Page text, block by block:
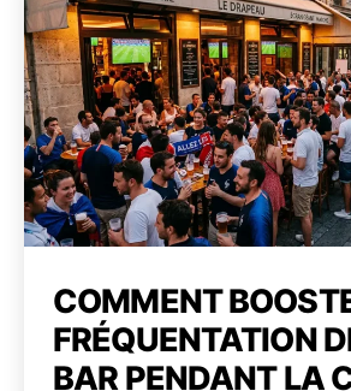
COMMENT
FRÉQUENTATION
BAR PENDANT LA